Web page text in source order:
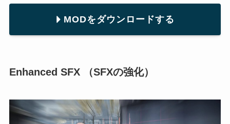
MODをダウンロードする
Enhanced SFX （SFXの強化）